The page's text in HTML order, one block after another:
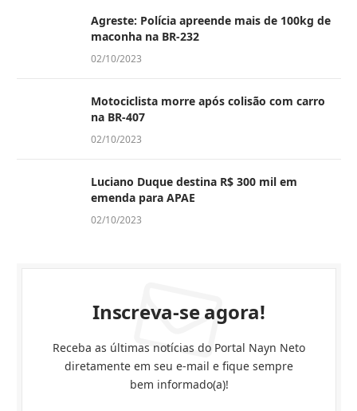
Agreste: Polícia apreende mais de 100kg de
maconha na BR-232
02/10/2023
Motociclista morre após colisão com carro
na BR-407
02/10/2023
Luciano Duque destina R$ 300 mil em
emenda para APAE
02/10/2023
Inscreva-se agora!
Receba as últimas notícias do Portal Nayn Neto
diretamente em seu e-mail e fique sempre
bem informado(a)!